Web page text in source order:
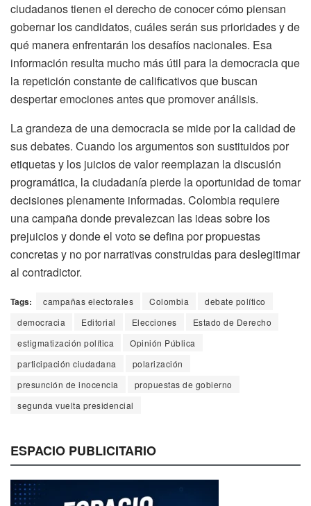
ciudadanos tienen el derecho de conocer cómo piensan
gobernar los candidatos, cuáles serán sus prioridades y de
qué manera enfrentarán los desafíos nacionales. Esa
información resulta mucho más útil para la democracia que
la repetición constante de calificativos que buscan
despertar emociones antes que promover análisis.
La grandeza de una democracia se mide por la calidad de
sus debates. Cuando los argumentos son sustituidos por
etiquetas y los juicios de valor reemplazan la discusión
programática, la ciudadanía pierde la oportunidad de tomar
decisiones plenamente informadas. Colombia requiere
una campaña donde prevalezcan las ideas sobre los
prejuicios y donde el voto se defina por propuestas
concretas y no por narrativas construidas para deslegitimar
al contradictor.
Tags: campañas electorales Colombia
debate político
democracia
Editorial Elecciones
Estado de Derecho
estigmatización política
Opinión Pública
participación ciudadana
polarización
presunción de inocencia
propuestas de gobierno
segunda vuelta presidencial
ESPACIO PUBLICITARIO